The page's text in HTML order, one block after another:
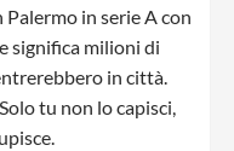
Palermo in serie A con
significa milioni di
in città.
tu non lo capisci,